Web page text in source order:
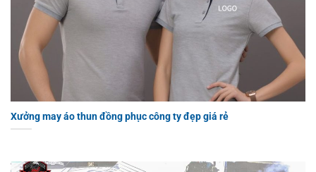
Xưởng may áo thun đồng phục công ty đẹp giá rẻ